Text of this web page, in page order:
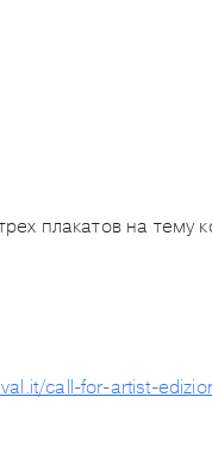
плакатов на тему
call-for-artist-